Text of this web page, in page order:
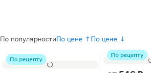
По популярностиПо цене ↑ По цене ↓
По рецепту
По рецепту